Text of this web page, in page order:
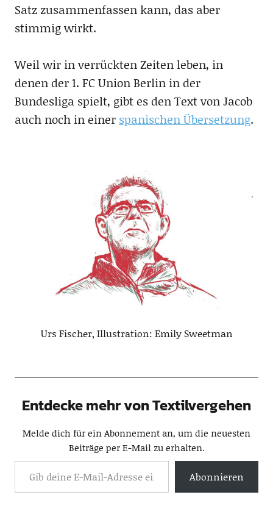
Satz zusammenfassen kann, das aber
stimmig wirkt.
Weil wir in verrückten Zeiten leben, in
denen der 1. FC Union Berlin in der
Bundesliga spielt, gibt es den Text von Jacob
auch noch in einer spanischen Übersetzung.
Urs Fischer, Illustration: Emily Sweetman
Entdecke mehr von Textilvergehen
Melde dich für ein Abonnement an, um die neuesten
Beiträge per E-Mail zu erhalten.
Abonnieren